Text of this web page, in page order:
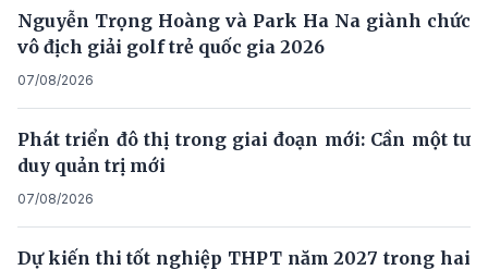
Nguyễn Trọng Hoàng và Park Ha Na giành chức
vô địch giải golf trẻ quốc gia 2026
07/08/2026
Phát triển đô thị trong giai đoạn mới: Cần một tư
duy quản trị mới
07/08/2026
Dự kiến thi tốt nghiệp THPT năm 2027 trong hai